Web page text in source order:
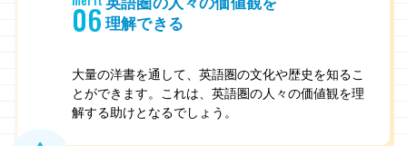
06 英語圏の人々の価値観を
理解できる
大量の洋書を通して、英語圏の文化や歴史を知るこ
とができます。これは、英語圏の人々の価値観を理
解する助けとなるでしょう。